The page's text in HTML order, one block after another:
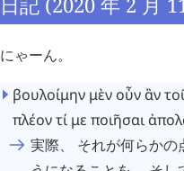
にゃーん。
βουλοίμην μὲν οὖν ἂν
πλέοντί με ποιῆσαι
実際、 それが何らか